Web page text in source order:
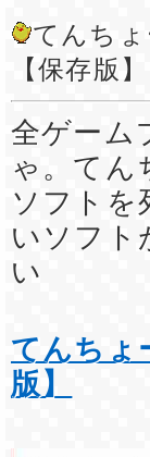
てんち
【保存版】
全ゲーム
ゃ。てん
ソフトを
いソフト
い
てんちょ
版】